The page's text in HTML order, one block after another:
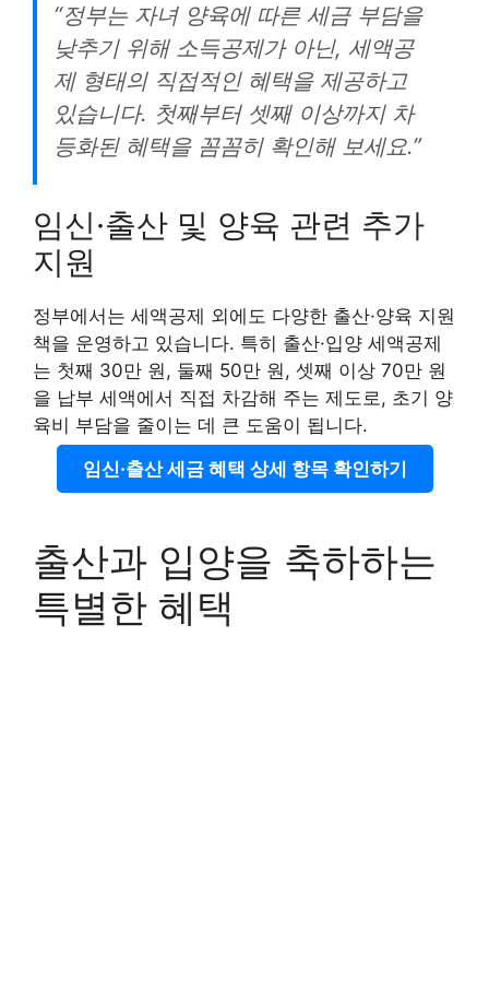
“정부는 자녀 양육에 따른 세금 부담을
낮추기 위해 소득공제가 아닌, 세액공
제 형태의 직접적인 혜택을 제공하고
있습니다. 첫째부터 셋째 이상까지 차
등화된 혜택을 꼼꼼히 확인해 보세요.”
임신·출산 및 양육 관련 추가
지원
정부에서는 세액공제 외에도 다양한 출산·양육 지원
책을 운영하고 있습니다. 특히 출산·입양 세액공제
는 첫째 30만 원, 둘째 50만 원, 셋째 이상 70만 원
을 납부 세액에서 직접 차감해 주는 제도로, 초기 양
육비 부담을 줄이는 데 큰 도움이 됩니다.
임신·출산 세금 혜택 상세 항목 확인하기
출산과 입양을 축하하는
특별한 혜택